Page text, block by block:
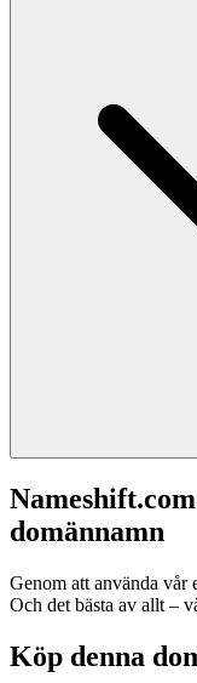
domännamn
Genom att använda vår
Och det bästa av allt –
Köp denna